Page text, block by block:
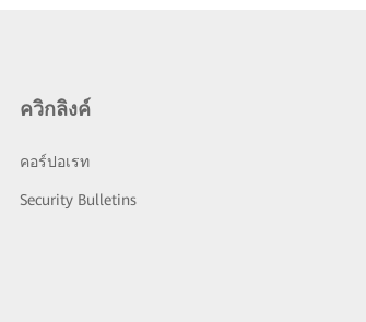
ควิกลิงค์
คอร์ปอเรท
Security Bulletins